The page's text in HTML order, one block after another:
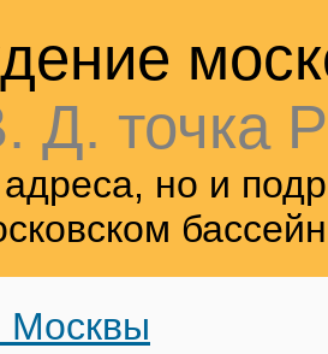
Д. точка
но и
Москвы